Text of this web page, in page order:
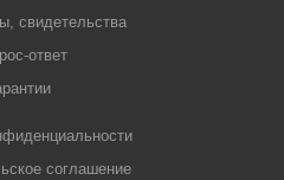
свидетельства
ответ
соглашение